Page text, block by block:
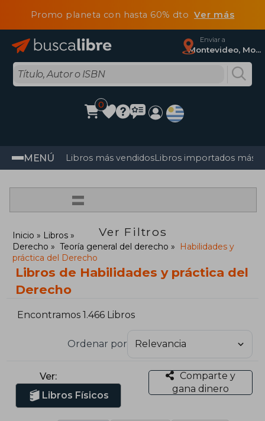
Promo planeta con hasta 60% dtoVer más
Enviar a
Montevideo, Montevideo
0
MENÚ Libros más vendidosLibros importados más
=
Ver Filtros
Inicio
Libros
Derecho
Teoría general del derecho
Habilidades y
práctica del Derecho
Libros de Habilidades y práctica del
Derecho
Encontramos 1.466 Libros
Ordenar por
Ver:
Libros Físicos
Comparte y
gana dinero